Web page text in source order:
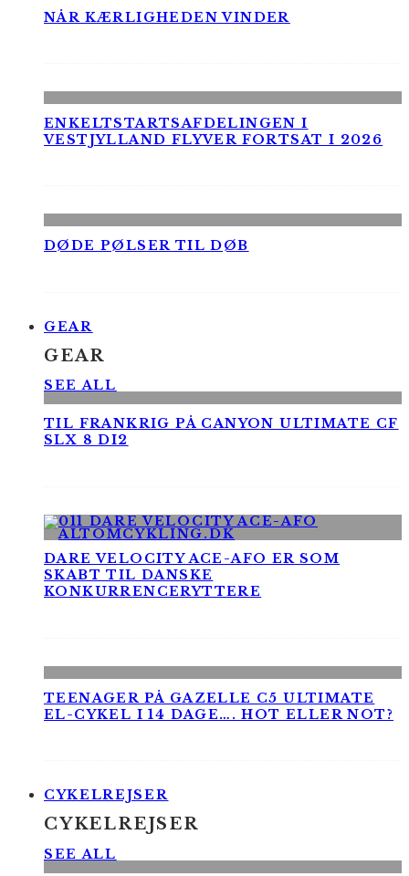
NÅR KÆRLIGHEDEN VINDER
ENKELTSTARTSAFDELINGEN I
VESTJYLLAND FLYVER FORTSAT I 2026
DØDE PØLSER TIL DØB
GEAR
GEAR
SEE ALL
TIL FRANKRIG PÅ CANYON ULTIMATE CF
SLX 8 DI2
DARE VELOCITY ACE-AFO ER SOM
SKABT TIL DANSKE
KONKURRENCERYTTERE
TEENAGER PÅ GAZELLE C5 ULTIMATE
EL-CYKEL I 14 DAGE…. HOT ELLER NOT?
CYKELREJSER
CYKELREJSER
SEE ALL